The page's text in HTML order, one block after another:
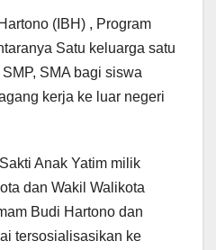
(IBH) , Program
Satu keluarga satu
SMA bagi siswa
kerja ke luar negeri
Anak Yatim milik
dan Wakil Walikota
Budi Hartono dan
tersosialisasikan ke